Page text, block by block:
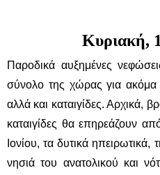
Κυριακή,
Παροδικά αυξημένες
σύνολο της χώρας για ακόμα
αλλά και καταιγίδες. Αρχικά,
καταιγίδες θα επηρεάζουν
Ιονίου, τα δυτικά
νησιά του ανατολικού και